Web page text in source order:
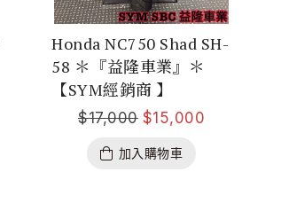
Honda NC750 Shad SH-
58 ＊『益隆車業』＊
【SYM經銷商 】
$17,000 $15,000
加入購物車